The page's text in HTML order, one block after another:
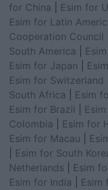
for China
Esim for
Esim for Latin
Cooperation Council
South America
Esim for Japan
Esim for Switzerland
South Africa
Esim
Esim for Brazil
Colombia
Esim for
Esim for Macau
Esim for South
Netherlands
Esim
Esim for India
Esim